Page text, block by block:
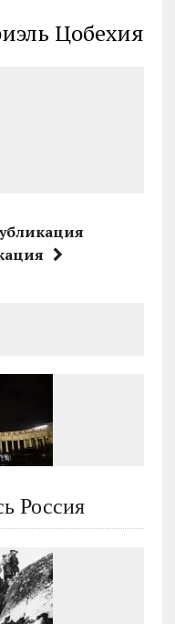
Цобехия
Россия